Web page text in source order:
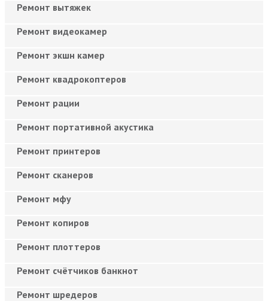
Ремонт вытяжек
Ремонт видеокамер
Ремонт экшн камер
Ремонт квадрокоптеров
Ремонт рации
Ремонт портативной акустика
Ремонт принтеров
Ремонт сканеров
Ремонт мфу
Ремонт копиров
Ремонт плоттеров
Ремонт счётчиков банкнот
Ремонт шредеров